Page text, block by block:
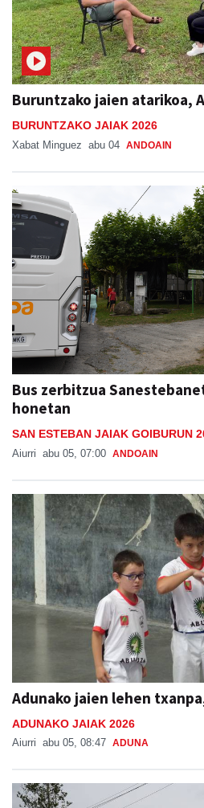
Buruntzako jaien atarikoa,
BURUNTZAKO JAIAK 2026
Xabat Minguez abu 04 ANDOAIN
Bus zerbitzua
honetan
SAN ESTEBAN JAIAK GOIBURUN
Aiurri abu 05, 07:00 ANDOAIN
Adunako jaien lehen
ADUNAKO JAIAK 2026
Aiurri abu 05, 08:47 ADUNA